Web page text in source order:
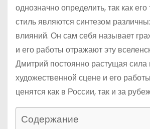
однозначно определить, так как
стиль являются синтезом
влияний. Он сам себя называет
и его работы отражают эту
Дмитрий постоянно растущая
художественной сцене и его
ценятся как в России, так и за
Содержание